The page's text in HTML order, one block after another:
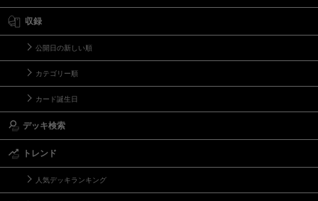
収録
公開日の新しい順
カテゴリー順
カード誕生日
デッキ検索
トレンド
人気デッキランキング